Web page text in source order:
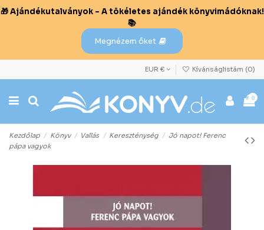
🎁 Ajándékutalványok – A tökéletes ajándék könyvimádóknak!
📚
Megnézem őket
EUR € Kívánságlistám (0)
0
Kezdőlap Könyv Vallás Kereszténység
Jó napot! Ferenc
pápa vagyok